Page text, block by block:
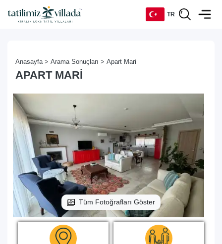
TR
Anasayfa > Arama Sonuçları > Apart Mari
APART MARI
Tüm Fotoğrafları Göster